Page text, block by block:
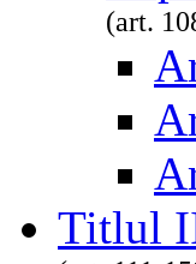
(art.
Titlul